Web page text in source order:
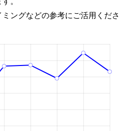
ングなどの参考にご活用くださ